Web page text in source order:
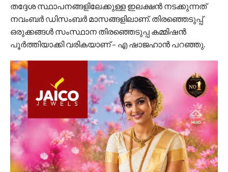
തദ്ദേശ സ്ഥാപനങ്ങളിലേക്കുള്ള ഇലക്ഷന്‍ നടക്കുന്നത്
നവംബര്‍ ഡിസംബര്‍ മാസങ്ങളിലാണ്. തിരഞ്ഞെടുപ്പ്
ഒരുക്കങ്ങള്‍ സംസ്ഥാന തിരഞ്ഞെടുപ്പ കമ്മിഷന്‍
പൂര്‍ത്തിയാക്കി വരികയാണ് – എ ഷാജഹാന്‍ പറഞ്ഞു.